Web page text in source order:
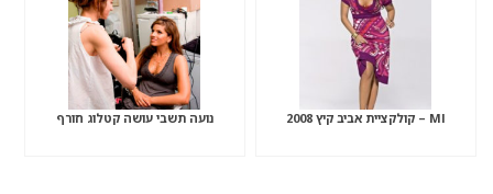
Ml – קולקציית אביב קיץ 2008 נועה תשבי עושה קטלוג חורף